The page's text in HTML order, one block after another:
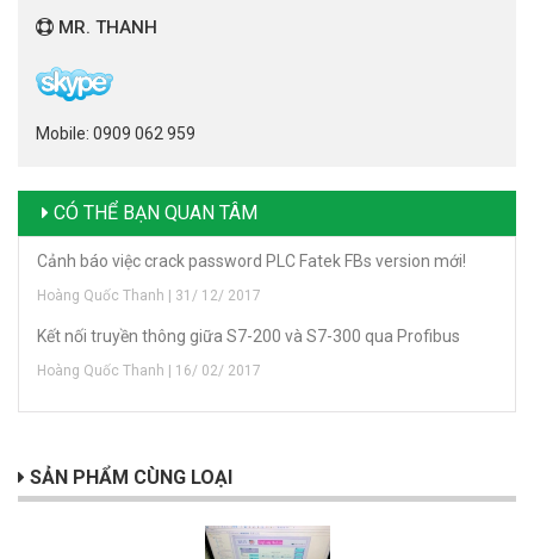
MR. THANH
Mobile: 0909 062 959
CÓ THỂ BẠN QUAN TÂM
Cảnh báo việc crack password PLC Fatek FBs version mới!
Hoàng Quốc Thanh | 31/ 12/ 2017
Kết nối truyền thông giữa S7-200 và S7-300 qua Profibus
Hoàng Quốc Thanh | 16/ 02/ 2017
SẢN PHẨM CÙNG LOẠI